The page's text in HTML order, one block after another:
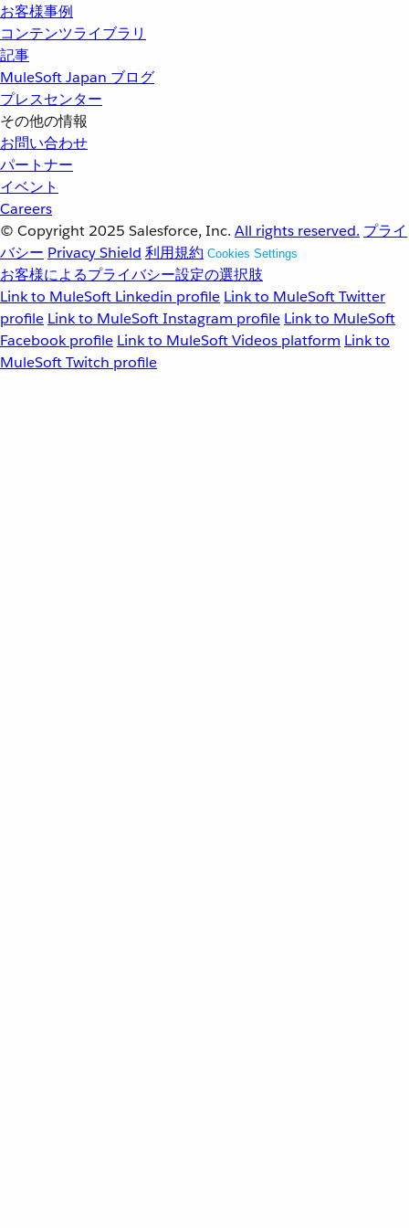
お客様事例
コンテンツライブラリ
記事
MuleSoft Japan ブログ
プレスセンター
その他の情報
お問い合わせ
パートナー
イベント
Careers
© Copyright 2025 Salesforce, Inc. All rights reserved. プライ
バシー Privacy Shield 利用規約 Cookies Settings
お客様によるプライバシー設定の選択肢
Link to MuleSoft Linkedin profile Link to MuleSoft Twitter
profile Link to MuleSoft Instagram profile Link to MuleSoft
Facebook profile Link to MuleSoft Videos platform Link to
MuleSoft Twitch profile